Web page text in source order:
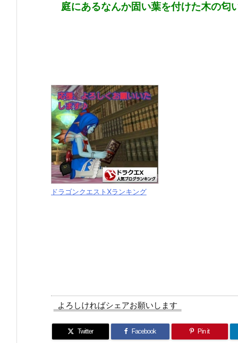
庭にあるなんか固い葉を付けた木の匂
ドラゴンクエストXランキング
よろしければシェアお願いします
Twitter Facebook Pin it